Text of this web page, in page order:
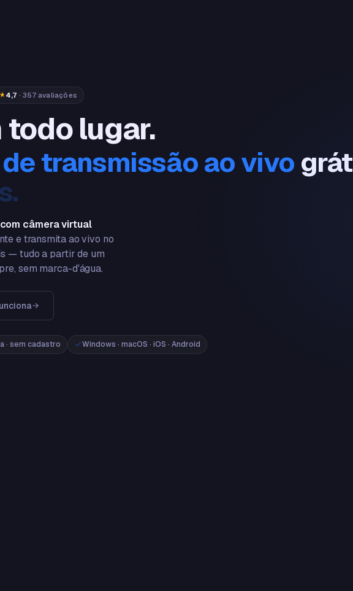
4,7 · 357 avaliações
todo lugar.
transmissão ao vivo
câmera virtual
e transmita ao vivo no
— tudo a partir de um
sem marca-d'água.
· sem cadastro Windows · macOS · iOS · Android